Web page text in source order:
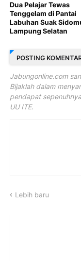
Dua Pelajar Tewas
Tenggelam di Pantai
Labuhan Suak
Lampung Selatan
POSTING
Jabungonline.com
Bijaklah dalam
pendapat
UU ITE.
Lebih baru